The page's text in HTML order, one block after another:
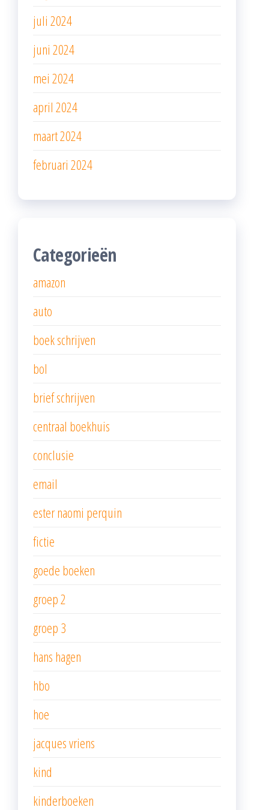
juli 2024
juni 2024
mei 2024
april 2024
maart 2024
februari 2024
Categorieën
amazon
auto
boek schrijven
bol
brief schrijven
centraal boekhuis
conclusie
email
ester naomi perquin
fictie
goede boeken
groep 2
groep 3
hans hagen
hbo
hoe
jacques vriens
kind
kinderboeken